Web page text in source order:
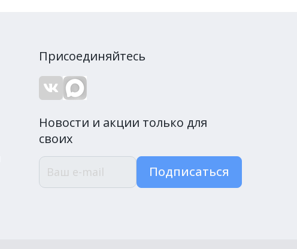
Присоединяйтесь
Новости и акции только для
своих
Подписаться